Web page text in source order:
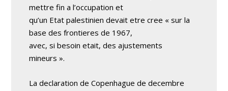
mettre fin a l’occupation et
qu’un Etat palestinien devait etre cree « sur la
base des frontieres de 1967,
avec, si besoin etait, des ajustements
mineurs ».
La declaration de Copenhague de decembre